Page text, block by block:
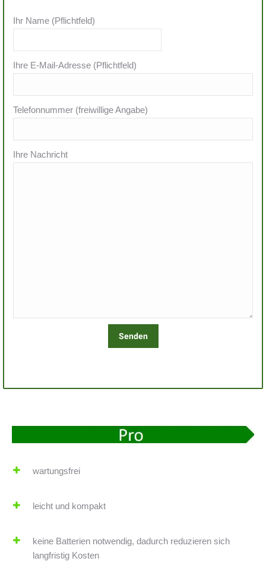
Ihr Name (Pflichtfeld)
Ihre E-Mail-Adresse (Pflichtfeld)
Telefonnummer (freiwillige Angabe)
Ihre Nachricht
wartungsfrei
leicht und kompakt
keine Batterien notwendig, dadurch reduzieren sich
langfristig Kosten